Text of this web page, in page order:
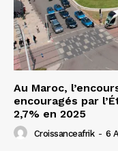
Au Maroc,
encouragés par
2,7% en 2025
Croissanceafrik - 6